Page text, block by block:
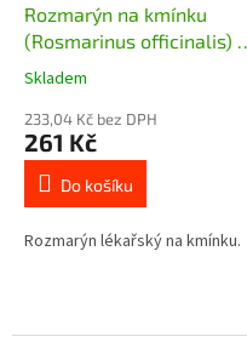
Rozmarýn na kmínku
(Rosmarinus officinalis) -
40 - 50 cm
Skladem
233,04 Kč bez DPH
261 Kč
Do košíku
Rozmarýn lékařský na kmínku.